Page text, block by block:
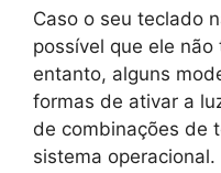
Caso o seu teclado
possível que ele
entanto, alguns
formas de ativar a
de combinações de
sistema operacional.